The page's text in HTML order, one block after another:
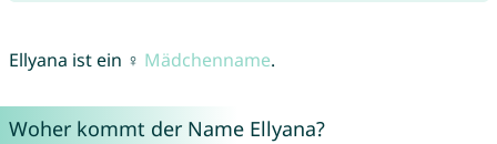
Ellyana ist ein ♀ Mädchenname.
Woher kommt der Name Ellyana?